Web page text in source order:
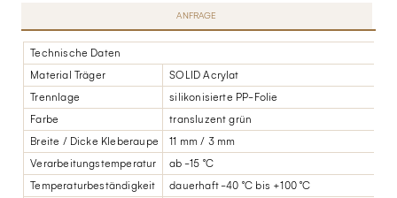
ANFRAGE
Technische Daten
Material Träger
SOLID Acrylat
Trennlage
silikonisierte PP-Folie
Farbe
transluzent grün
Breite / Dicke Kleberaupe
11 mm / 3 mm
Verarbeitungstemperatur
ab -15 °C
Temperaturbeständigkeit
dauerhaft -40 °C bis +100 °C